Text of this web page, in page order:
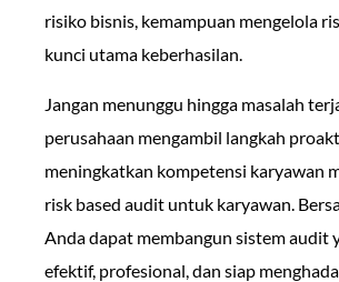
risiko bisnis, kemampuan mengelola
kunci utama keberhasilan.
Jangan menunggu hingga masalah
perusahaan mengambil langkah
meningkatkan kompetensi karyawan
risk based audit untuk karyawan.
Anda dapat membangun sistem audit
efektif, profesional, dan siap